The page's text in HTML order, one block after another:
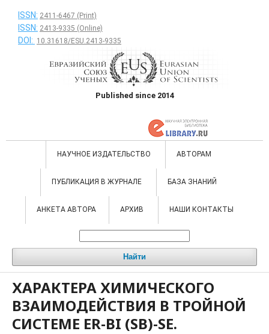
ISSN: 2411-6467 (Print)
ISSN: 2413-9335 (Online)
DOI: 10.31618/ESU.2413-9335
Published since 2014
НАУЧНОЕ ИЗДАТЕЛЬСТВО АВТОРАМ
ПУБЛИКАЦИЯ В ЖУРНАЛЕ БАЗА ЗНАНИЙ
АНКЕТА АВТОРА АРХИВ НАШИ КОНТАКТЫ
Найти
ХАРАКТЕРА ХИМИЧЕСКОГО
ВЗАИМОДЕЙСТВИЯ В ТРОЙНОЙ
СИСТЕМЕ ER-BI (SB)-SE.